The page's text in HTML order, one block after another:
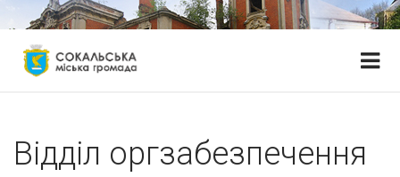
Відділ оргзабезпечення